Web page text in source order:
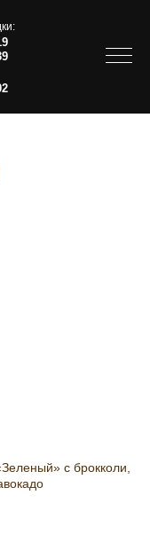
с брокколи,